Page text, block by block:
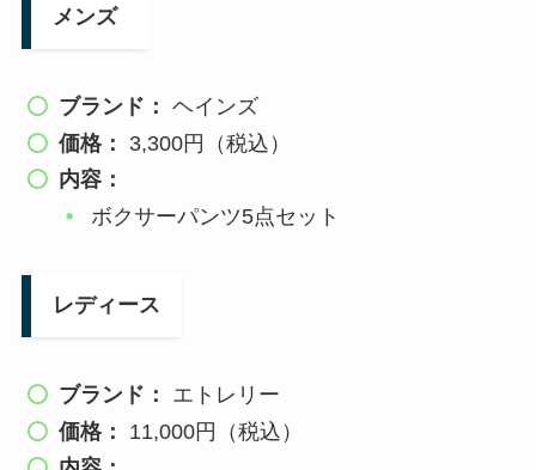
メンズ
ブランド： ヘインズ
価格：
3,300円（税込）
内容：
ボクサーパンツ5点セット
レディース
ブランド：
エトレリー
価格：
11,000円（税込）